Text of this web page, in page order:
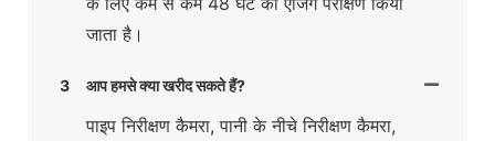
जाता है।
3 आप हमसे क्या खरीद सकते हैं?
पाइप निरीक्षण कैमरा, पानी के नीचे निरीक्षण कैमरा,